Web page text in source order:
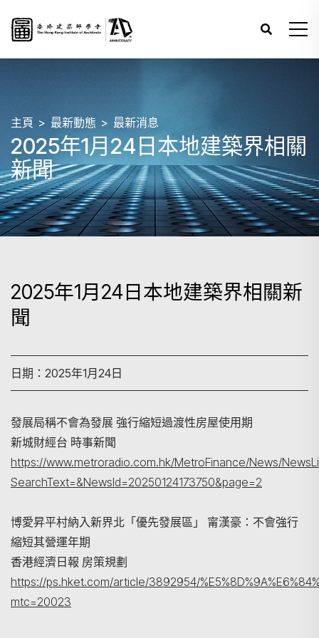
搜尋
主頁 最新動態 最新消息
2025年1月24日本地建築界相關
新聞
2025年1月24日本地建築界相關新
聞
日期：2025年1月24日
發展局稱不會為發展 強行縮短過渡性房屋使用期
新城財經台 時事新聞
https://www.metroradio.com.hk/MetroFinance/News/
SearchText=&NewsId=20250124173750&page=2
博愛昇平村納入新界北「優先發展區」 甯漢豪：不會強行
縮短其營運年期
香港經濟日報 房策規劃
https://ps.hket.com/article/3892954/
mtc=20023